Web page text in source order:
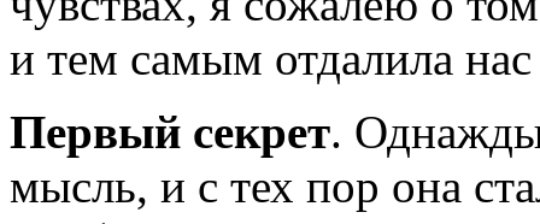
и тем самым отдалила нас
Первый секрет.
мысль, и с тех пор она